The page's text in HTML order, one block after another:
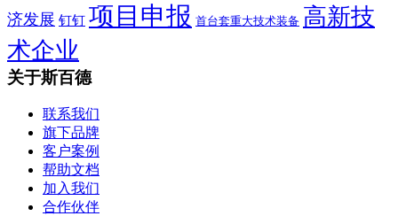
济发展 钉钉 项目申报 首台套重大技术装备 高新技
术企业
关于斯百德
联系我们
旗下品牌
客户案例
帮助文档
加入我们
合作伙伴